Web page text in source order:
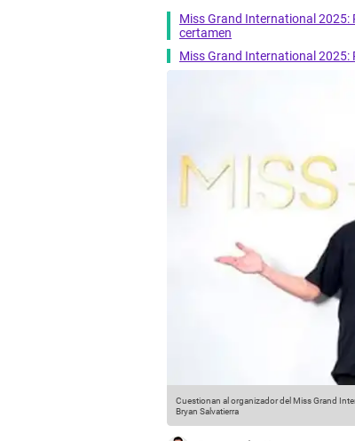
Miss Grand International 2025:
certamen
Miss Grand International 2025:
Cuestionan al organizador del Miss Grand
Bryan Salvatierra